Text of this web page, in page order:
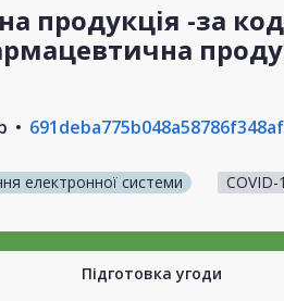
продукція -за
електронної системи COVID-
Підготовка угоди